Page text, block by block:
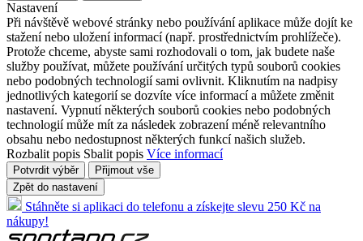
Nastavení
Při návštěvě webové stránky nebo používání aplikace může dojít ke
stažení nebo uložení informací (např. prostřednictvím prohlížeče).
Protože chceme, abyste sami rozhodovali o tom, jak budete naše
služby používat, můžete používání určitých typů souborů cookies
nebo podobných technologií sami ovlivnit. Kliknutím na nadpisy
jednotlivých kategorií se dozvíte více informací a můžete změnit
nastavení. Vypnutí některých souborů cookies nebo podobných
technologií může mít za následek zobrazení méně relevantního
obsahu nebo nedostupnost některých funkcí našich služeb.
Rozbalit popis Sbalit popis Více informací
Potvrdit výběr
Přijmout vše
Zpět do nastavení
Stáhněte si aplikaci do telefonu a získejte slevu 250 Kč na
nákupy!